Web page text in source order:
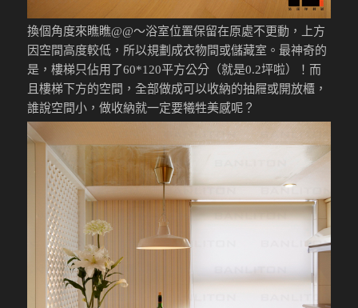
換個角度來瞧瞧@@～浴室位置保留在原處不更動，上方
因空間高度較低，所以規劃成衣物間或儲藏室。最神奇的
是，樓梯只佔用了60*120平方公分（就是0.2坪啦）！而
且樓梯下方的空間，全部做成可以收納的抽屜或開放櫃，
誰說空間小，做收納就一定要犧牲美感呢？